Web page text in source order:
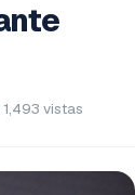
1,493 vistas